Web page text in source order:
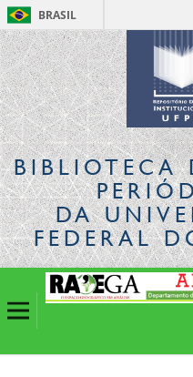
BRASIL
BIBLIOTECA
DA
FEDERAL